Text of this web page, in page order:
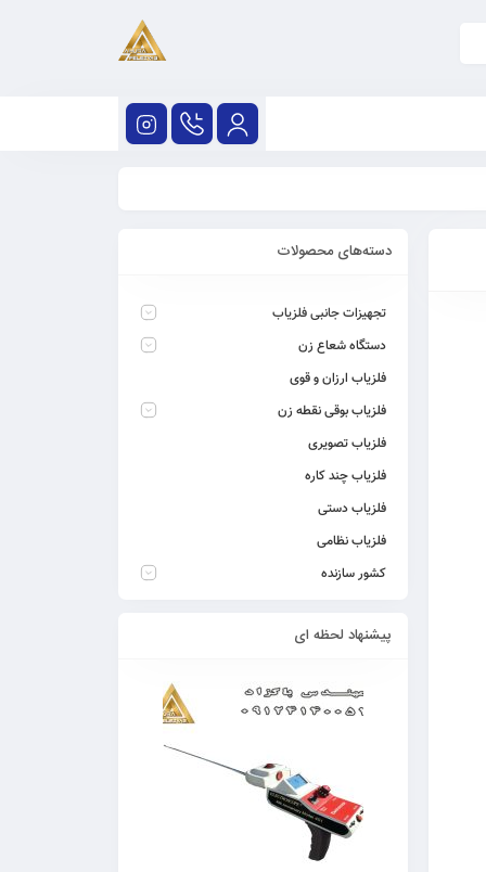
دسته‌های محصولات
تجهیزات جانبی فلزیاب
دستگاه شعاع زن
فلزیاب ارزان و قوی
فلزیاب بوقی نقطه زن
فلزیاب تصویری
فلزیاب چند کاره
فلزیاب دستی
فلزیاب نظامی
کشور سازنده
پیشنهاد لحظه ای